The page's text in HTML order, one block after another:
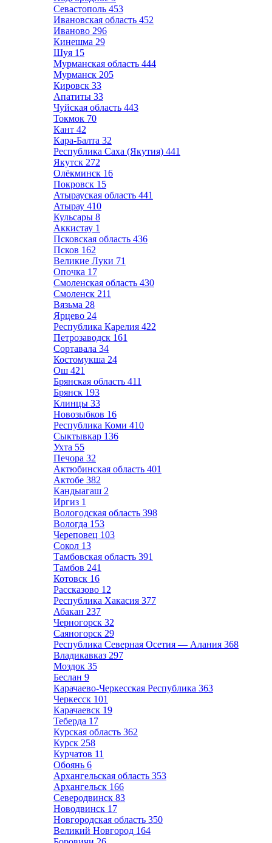
Севастополь 453
Ивановская область 452
Иваново 296
Кинешма 29
Шуя 15
Мурманская область 444
Мурманск 205
Кировск 33
Апатиты 33
Чуйская область 443
Токмок 70
Кант 42
Кара-Балта 32
Республика Саха (Якутия) 441
Якутск 272
Олёкминск 16
Покровск 15
Атырауская область 441
Атырау 410
Кульсары 8
Аккистау 1
Псковская область 436
Псков 162
Великие Луки 71
Опочка 17
Смоленская область 430
Смоленск 211
Вязьма 28
Ярцево 24
Республика Карелия 422
Петрозаводск 161
Сортавала 34
Костомукша 24
Ош 421
Брянская область 411
Брянск 193
Клинцы 33
Новозыбков 16
Республика Коми 410
Сыктывкар 136
Ухта 55
Печора 32
Актюбинская область 401
Актобе 382
Кандыагаш 2
Иргиз 1
Вологодская область 398
Вологда 153
Череповец 103
Сокол 13
Тамбовская область 391
Тамбов 241
Котовск 16
Рассказово 12
Республика Хакасия 377
Абакан 237
Черногорск 32
Саяногорск 29
Республика Северная Осетия — Алания 368
Владикавказ 297
Моздок 35
Беслан 9
Карачаево-Черкесская Республика 363
Черкесск 101
Карачаевск 19
Теберда 17
Курская область 362
Курск 258
Курчатов 11
Обоянь 6
Архангельская область 353
Архангельск 166
Северодвинск 83
Новодвинск 17
Новгородская область 350
Великий Новгород 164